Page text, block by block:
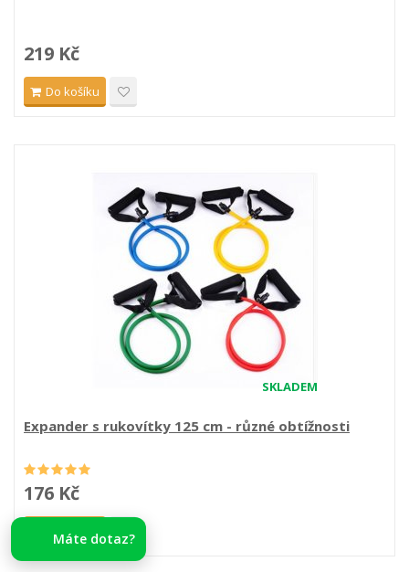
219 Kč
Do košíku
SKLADEM
Expander s rukovítky 125 cm - různé obtížnosti
176 Kč
Do košíku
Máte dotaz?